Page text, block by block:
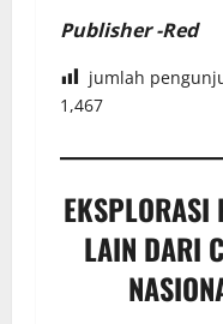
Publisher -Red
jumlah
1,467
EKSPLORASI
LAIN DARI